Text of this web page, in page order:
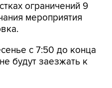
ограничений 9
мероприятия
с 7:50 до конца
будут заезжать к